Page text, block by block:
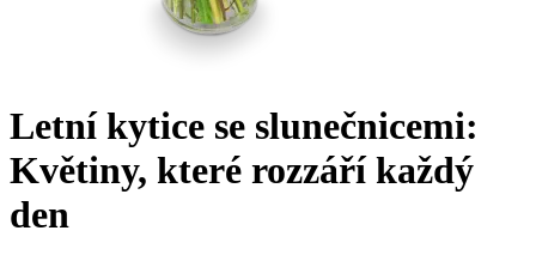
Letní kytice se slunečnicemi:
Květiny, které rozzáří každý
den